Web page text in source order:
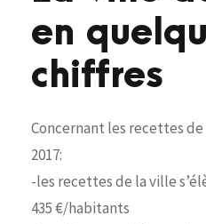
en
chiffres
Concernant les recettes
2017:
-les recettes de la ville
435 €/habitants